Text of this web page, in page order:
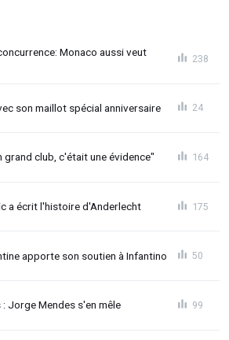
Monaco aussi veut
238
son maillot spécial anniversaire 24
grand club, c'était une évidence" 164
a écrit l'histoire d'Anderlecht 175
apporte son soutien à Infantino 50
Jorge Mendes s'en mêle 99